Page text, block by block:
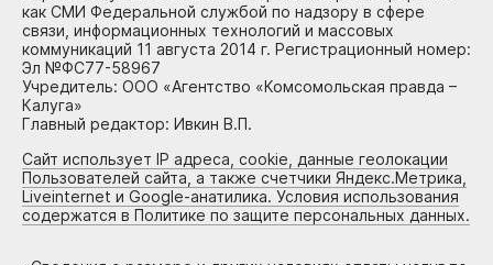
как СМИ Федеральной службой по надзору в сфере
связи, информационных технологий и массовых
коммуникаций 11 августа 2014 г. Регистрационный номер:
Эл №ФС77-58967
Учредитель: ООО «Агентство «Комсомольская правда –
Калуга»
Главный редактор: Ивкин В.П.
Сайт использует IP адреса, cookie, данные геолокации
Пользователей сайта, а также счетчики Яндекс.Метрика,
Liveinternet и Google-анатилика. Условия использования
содержатся в Политике по защите персональных данных.